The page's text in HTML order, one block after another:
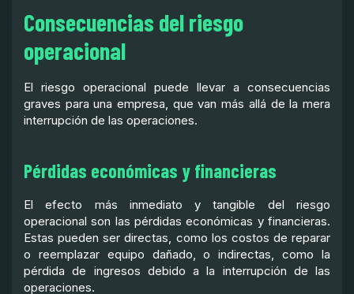
Consecuencias del riesgo
operacional
El riesgo operacional puede llevar a consecuencias
graves para una empresa, que van más allá de la mera
interrupción de las operaciones.
Pérdidas económicas y financieras
El efecto más inmediato y tangible del riesgo
operacional son las pérdidas económicas y financieras.
Estas pueden ser directas, como los costos de reparar
o reemplazar equipo dañado, o indirectas, como la
pérdida de ingresos debido a la interrupción de las
operaciones.